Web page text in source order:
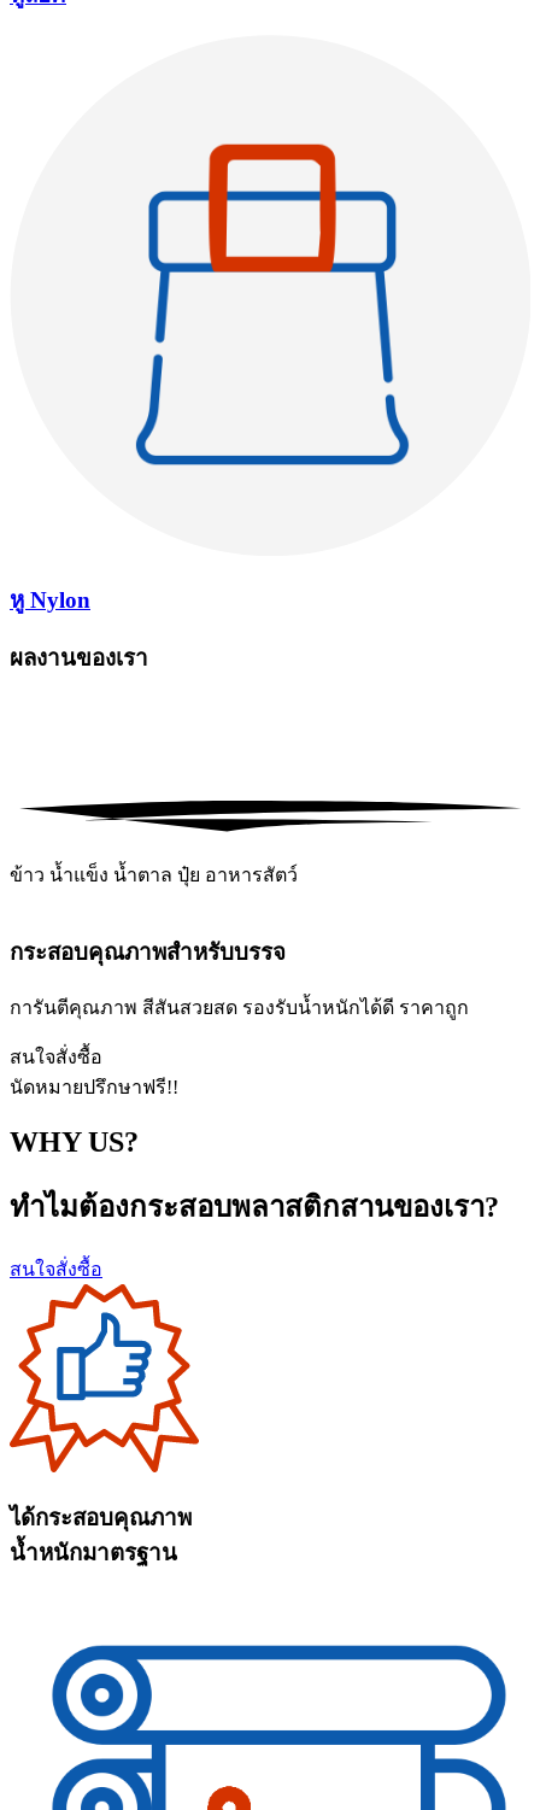
หู Nylon
ผลงานของเรา
ข้าว น้ำแข็ง น้ำตาล ปุ๋ย อาหารสัตว์
กระสอบคุณภาพสำหรับบรรจ
การันตีคุณภาพ สีสันสวยสด รองรับน้ำหนักได้ดี ราคาถูก
สนใจสั่งซื้อ
นัดหมายปรึกษาฟรี!!
WHY US?
ทำไมต้องกระสอบพลาสติกสานของเรา?
สนใจสั่งซื้อ
ได้กระสอบคุณภาพ
น้ำหนักมาตรฐาน